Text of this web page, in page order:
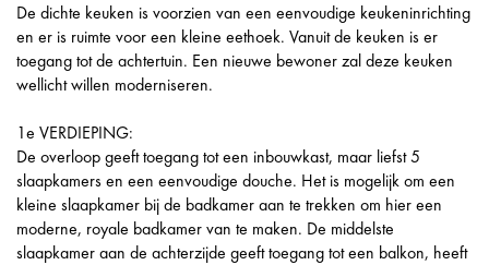
De dichte keuken is voorzien van een eenvoudige keukeninrichting
en er is ruimte voor een kleine eethoek. Vanuit de keuken is er
toegang tot de achtertuin. Een nieuwe bewoner zal deze keuken
wellicht willen moderniseren.
1e VERDIEPING:
De overloop geeft toegang tot een inbouwkast, maar liefst 5
slaapkamers en een eenvoudige douche. Het is mogelijk om een
kleine slaapkamer bij de badkamer aan te trekken om hier een
moderne, royale badkamer van te maken. De middelste
slaapkamer aan de achterzijde geeft toegang tot een balkon, heeft